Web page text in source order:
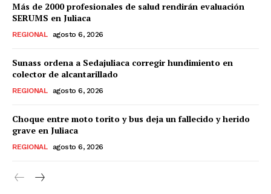
Más de 2000 profesionales de salud rendirán evaluación
SERUMS en Juliaca
REGIONAL agosto 6, 2026
Sunass ordena a Sedajuliaca corregir hundimiento en
colector de alcantarillado
REGIONAL agosto 6, 2026
Choque entre moto torito y bus deja un fallecido y herido
grave en Juliaca
REGIONAL agosto 6, 2026